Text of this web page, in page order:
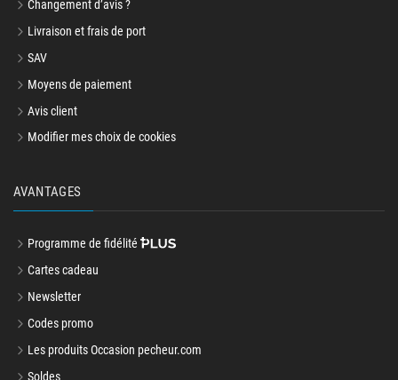
Changement d’avis ?
Livraison et frais de port
SAV
Moyens de paiement
Avis client
Modifier mes choix de cookies
AVANTAGES
Programme de fidélité
Cartes cadeau
Newsletter
Codes promo
Les produits Occasion pecheur.com
Soldes